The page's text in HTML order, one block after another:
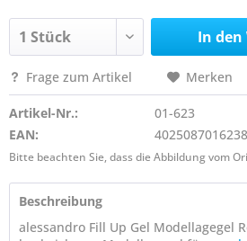
In den
Frage zum Artikel Merken
Artikel-Nr.:
01-623
EAN:
4025087016238
Bitte beachten Sie, dass die Abbildung vom
Beschreibung
alessandro Fill Up Gel Modellagegel